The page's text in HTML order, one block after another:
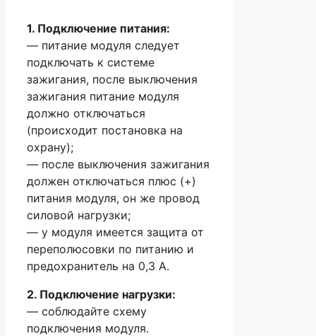
1. Подключение питания:
— питание модуля следует
подключать к системе
зажигания, после выключения
зажигания питание модуля
должно отключаться
(происходит постановка на
охрану);
— после выключения зажигания
должен отключаться плюс (+)
питания модуля, он же провод
силовой нагрузки;
— у модуля имеется защита от
переполюсовки по питанию и
предохранитель на 0,3 А.
2. Подключение нагрузки:
— соблюдайте схему
подключения модуля.